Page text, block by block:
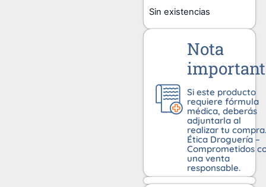
Sin existencias
Nota
Si este producto
requiere fórmula
médica, deberás
adjuntarla al
realizar tu compra.
Ética Droguería –
Comprometidos
una venta
responsable.